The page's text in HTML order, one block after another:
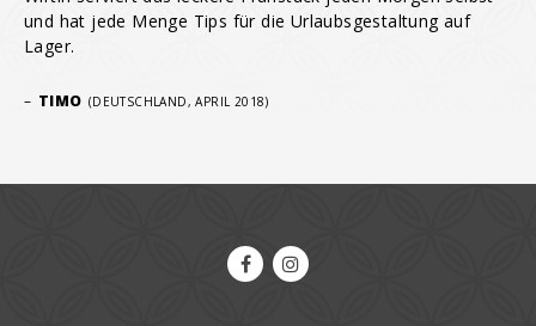
und hat jede Menge Tips für die Urlaubsgestaltung auf
Lager.
– TIMO (DEUTSCHLAND, APRIL 2018)